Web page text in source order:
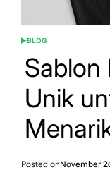
POSTED
BLOG
Sablon
Unik
Posted onNovember